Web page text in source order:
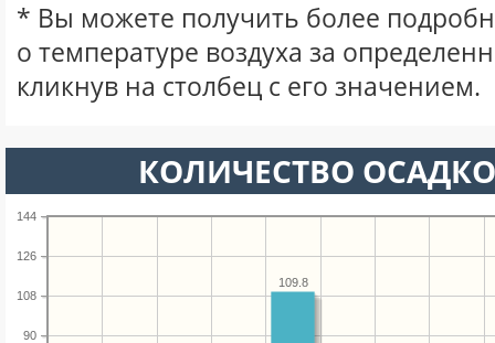
* Вы можете получить более
о температуре воздуха за
кликнув на столбец с его значением.
КОЛИЧЕСТВО
90
108
126
144
109.8